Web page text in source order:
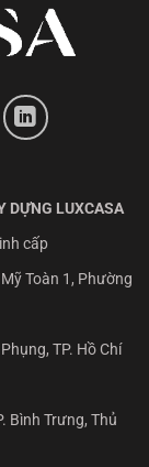
DỰNG LUXCASA
cấp
Toàn 1, Phường
TP. Hồ Chí
Bình Trưng, Thủ